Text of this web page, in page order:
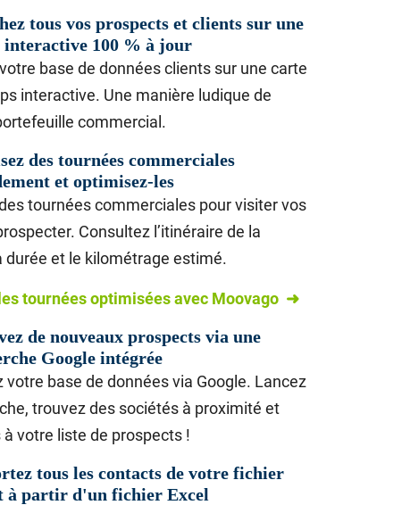
tous vos prospects et clients sur une
interactive 100 % à jour
base de données clients sur une carte
interactive. Une manière ludique de
commercial.
des tournées commerciales
et optimisez-les
tournées commerciales pour visiter vos
Consultez l’itinéraire de la
durée et le kilométrage estimé.
tournées optimisées avec Moovago ➜
de nouveaux prospects via une
Google intégrée
votre base de données via Google. Lancez
trouvez des sociétés à proximité et
à votre liste de prospects !
tous les contacts de votre fichier
à partir d'un fichier Excel